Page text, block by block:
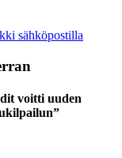
sähköpostilla
voitti uuden